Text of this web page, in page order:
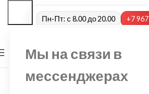
Мы на связи в
мессенджерах
Пн-Пт: с 8.00 до 20.00 +7
МЕНЮ